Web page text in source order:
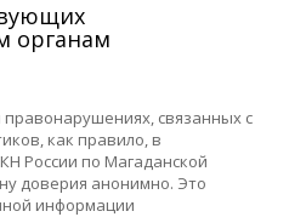
органам
связанных с
как правило, в
России по Магаданской
доверия анонимно. Это
информации